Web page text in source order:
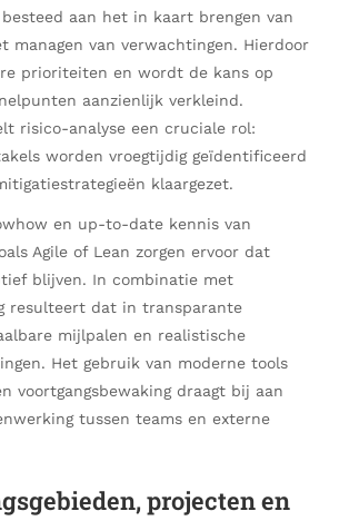
aan het in kaart brengen van
managen van verwachtingen. Hierdoor
prioriteiten en wordt de kans op
aanzienlijk verkleind.
risico-analyse een cruciale rol:
worden vroegtijdig geïdentificeerd
klaargezet.
en up-to-date kennis van
Agile of Lean zorgen ervoor dat
blijven. In combinatie met
resulteert dat in transparante
mijlpalen en realistische
Het gebruik van moderne tools
voortgangsbewaking draagt bij aan
tussen teams en externe
projecten en